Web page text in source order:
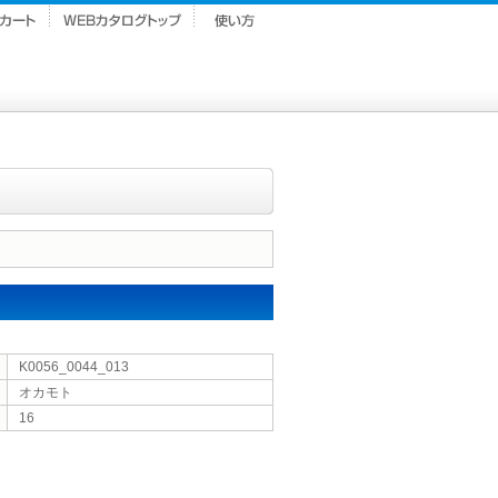
K0056_0044_013
オカモト
16